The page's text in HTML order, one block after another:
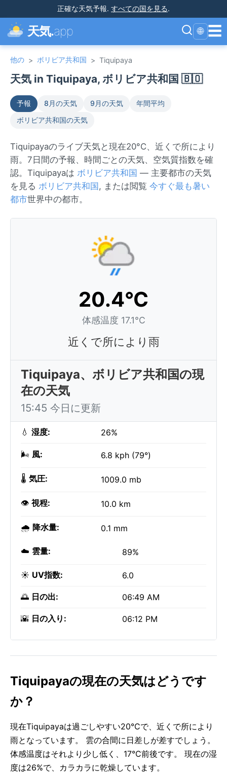
正確な天気予報. すべての国を見る.
天気.app 🌐 ☰
他の > ボリビア共和国 > Tiquipaya
天気 in Tiquipaya, ボリビア共和国 🇧🇴
予報 8月の天気 9月の天気
年間平均
ボリビア共和国の天気
Tiquipayaのライブ天気と現在20°C、近くで所により
雨。7日間の予報、時間ごとの天気、空気質指数を確
認。Tiquipayaは ボリビア共和国 — 主要都市の天気
を見る ボリビア共和国 , または閲覧 今すぐ最も暑い
都市世界中の都市。
20.4°C
体感温度 17.1°C
近くで所により雨
Tiquipaya、ボリビア共和国の現
在の天気
15:45 今日に更新
💧 湿度: 26%
🌬️ 風: 6.8 kph (79°)
🌡️ 気圧: 1009.0 mb
👁️ 視程: 10.0 km
🌧️ 降水量: 0.1 mm
☁️ 雲量: 89%
☀️ UV指数: 6.0
🌅 日の出: 06:49 AM
🌇 日の入り: 06:12 PM
Tiquipayaの現在の天気はどうです
か？
現在Tiquipayaは過ごしやすい20°Cで、近くで所により
雨となっています。 雲の合間に日差しが差すでしょう。
体感温度はそれより少し低く、17°C前後です。 現在の湿
度は26%で、カラカラに乾燥しています。